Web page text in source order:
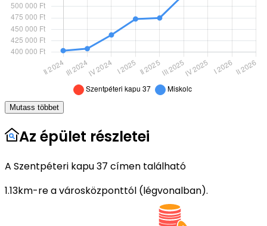
Mutass többet
Az épület részletei
A Szentpéteri kapu 37 címen található
1.13km-re a városközponttól (légvonalban).